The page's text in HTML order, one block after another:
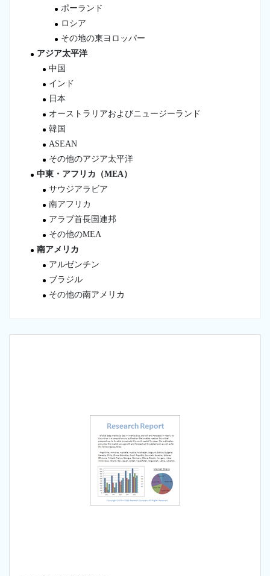
ポーランド
ロシア
その地の東ヨロッパー
アジア太平洋
中国
インド
日本
オーストラリアおよびニュージーランド
韓国
ASEAN
その他のアジア太平洋
中東・アフリカ（MEA）
サウジアラビア
南アフリカ
アラブ首長国連邦
その他のMEA
南アメリカ
アルゼンチン
ブラジル
その他の南アメリカ